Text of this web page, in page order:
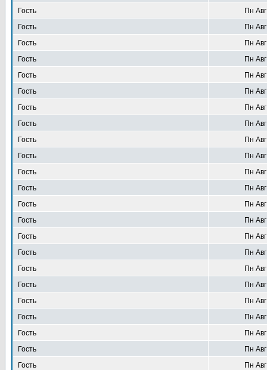
Гость
Пн
Гость
Пн
Гость
Пн
Гость
Пн
Гость
Пн
Гость
Пн
Гость
Пн
Гость
Пн
Гость
Пн
Гость
Пн
Гость
Пн
Гость
Пн
Гость
Пн
Гость
Пн
Гость
Пн
Гость
Пн
Гость
Пн
Гость
Пн
Гость
Пн
Гость
Пн
Гость
Пн
Гость
Пн
Гость
Пн